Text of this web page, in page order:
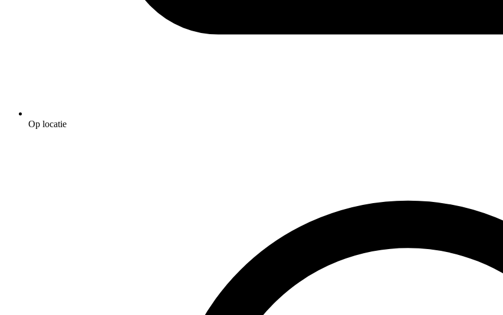
Op locatie